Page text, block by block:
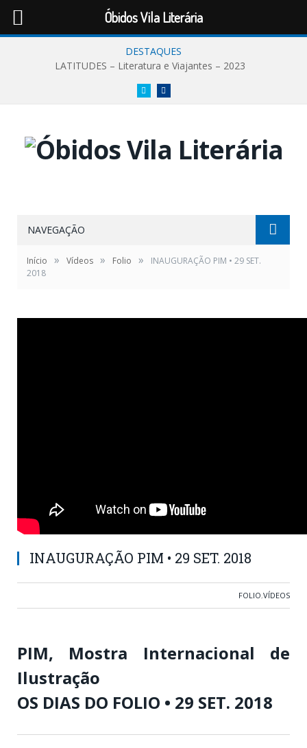
DESTAQUES
LATITUDES – Literatura e Viajantes – 2023
Twitter
NAVEGAÇÃO
Início » Vídeos » Folio »
INAUGURAÇÃO PIM • 29 SET.
2018
INAUGURAÇÃO PIM • 29 SET. 2018
FOLIO,VÍDEOS
PIM, Mostra Internacional de
Ilustração
OS DIAS DO FOLIO • 29 SET. 2018
Óbidos Vila Literária